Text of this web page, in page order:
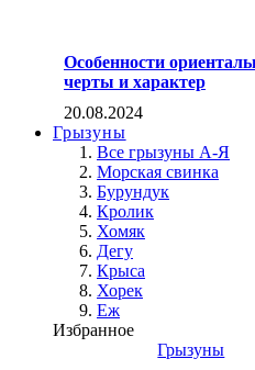
Особенности
черты и характер
20.08.2024
Грызуны
Все грызуны А-Я
Морская свинка
Бурундук
Кролик
Хомяк
Дегу
Крыса
Хорек
Еж
Избранное
Грызуны